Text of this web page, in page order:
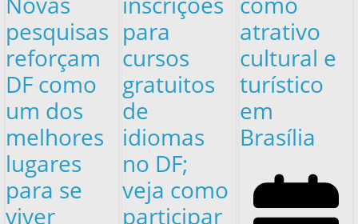
pesquisas
reforçam
DF como
um dos
melhores
lugares
para se
viver
para
cursos
gratuitos
de
idiomas
no DF;
veja como
participar
atrativo
cultural e
turístico
em
Brasília